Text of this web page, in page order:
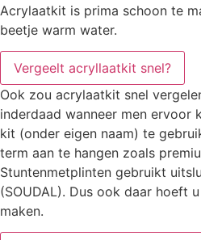
Acrylaatkit is prima schoon te
beetje warm water.
Vergeelt acryllaatkit snel?
Ook zou acrylaatkit snel
inderdaad wanneer men ervoor
kit (onder eigen naam) te
term aan te hangen zoals
Stuntenmetplinten gebruikt
(SOUDAL). Dus ook daar hoeft
maken.